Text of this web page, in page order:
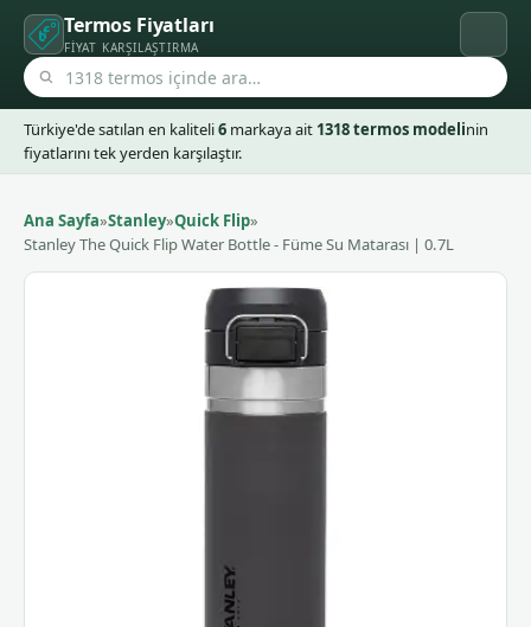
Termos Fiyatları
FIYAT KARŞILAŞTIRMA
Türkiye'de satılan en kaliteli6 markaya ait 1318 termos modelinin
fiyatlarını tek yerden karşılaştır.
Ana Sayfa»Stanley»Quick Flip»
Stanley The Quick Flip Water Bottle - Füme Su Matarası | 0.7L